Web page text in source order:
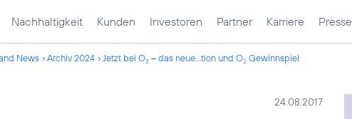
Nachhaltigkeit Kunden Investoren Partner Karriere Presse
News Archiv 2024 Jetzt bei O2 – das neue...tion und O2 Gewinnspiel
24.08.2017